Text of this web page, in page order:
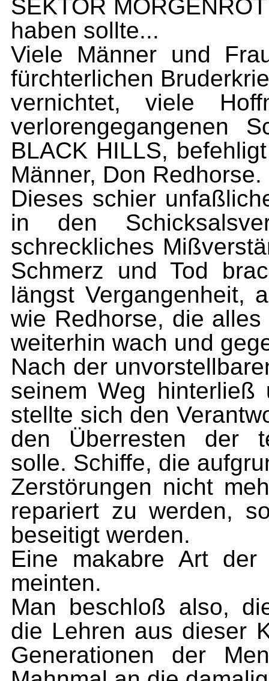
SEKTOR
ha­ben sollte...
Viele Männer und
fürchterlichen
vernichtet, viele
verlorengegangenen
BLACK HILLS,
Männer, Don Redhorse.
Dieses schier
in den
schreckliches
Schmerz und Tod
längst Vergangen­heit,
wie Redhorse, die
weiterhin wach und
Nach der
seinem Weg hinterließ
stellte sich den
den Überresten der
solle. Schiffe, die
Zerstörun­gen nicht
repariert zu werden,
beseitigt werden.
Eine makabre Art
meinten.
Man beschloß also,
die Lehren aus dieser
Generatio­nen der